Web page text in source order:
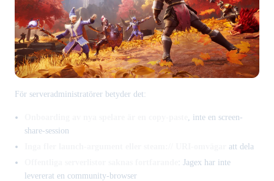
För serveradministratörer betyder det:
, inte en screen-
share-session
att dela
: Jagex har inte
levererat en community-browser